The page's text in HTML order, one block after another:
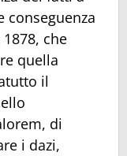
conseguenza
che
quella
il
di
i dazi,